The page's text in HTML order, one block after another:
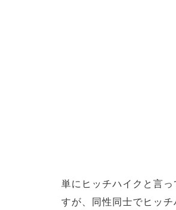
単にヒッチハイクと言
すが、同性同士でヒッ